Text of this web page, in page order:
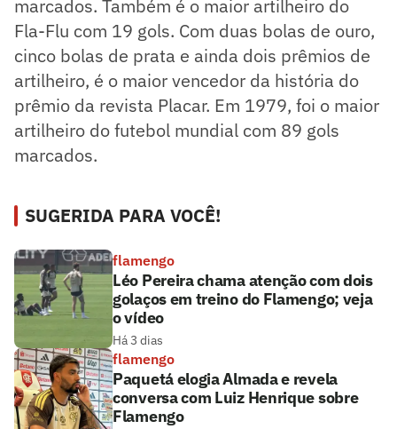
marcados. Também é o maior artilheiro do
Fla-Flu com 19 gols. Com duas bolas de ouro,
cinco bolas de prata e ainda dois prêmios de
artilheiro, é o maior vencedor da história do
prêmio da revista Placar. Em 1979, foi o maior
artilheiro do futebol mundial com 89 gols
marcados.
SUGERIDA PARA VOCÊ!
flamengo
Léo Pereira chama atenção com dois
golaços em treino do Flamengo; veja
o vídeo
Há 3 dias
flamengo
Paquetá elogia Almada e revela
conversa com Luiz Henrique sobre
Flamengo